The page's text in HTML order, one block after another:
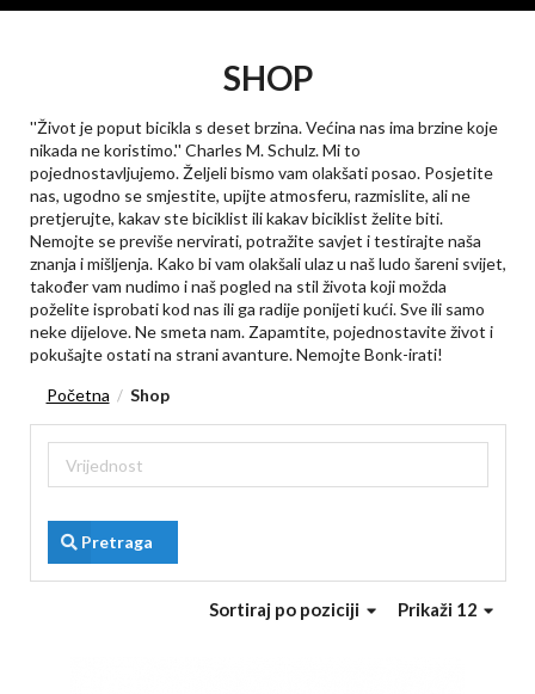
SHOP
''Život je poput bicikla s deset brzina. Većina nas ima brzine koje
nikada ne koristimo.'' Charles M. Schulz. Mi to
pojednostavljujemo. Željeli bismo vam olakšati posao. Posjetite
nas, ugodno se smjestite, upijte atmosferu, razmislite, ali ne
pretjerujte, kakav ste biciklist ili kakav biciklist želite biti.
Nemojte se previše nervirati, potražite savjet i testirajte naša
znanja i mišljenja. Kako bi vam olakšali ulaz u naš ludo šareni svijet,
također vam nudimo i naš pogled na stil života koji možda
poželite isprobati kod nas ili ga radije ponijeti kući. Sve ili samo
neke dijelove. Ne smeta nam. Zapamtite, pojednostavite život i
pokušajte ostati na strani avanture. Nemojte Bonk-irati!
Početna / Shop
Pretraga
Prikaži 12
Sortiraj po poziciji